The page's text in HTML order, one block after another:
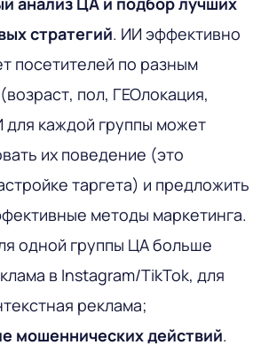
стратегий. ИИ эффективно
посетителей по разным
пол, ГЕОлокация,
для каждой группы может
их поведение (это
таргета) и предложить
методы маркетинга.
одной группы ЦА больше
в Instagram/TikTok, для
реклама;
мошеннических действий.